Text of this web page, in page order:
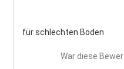
für schlechten Boden
War diese